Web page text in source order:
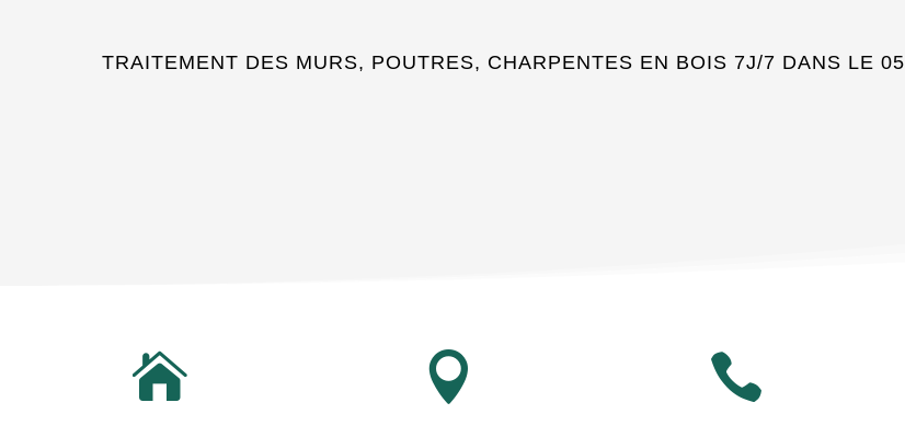
TRAITEMENT DES MURS, POUTRES, CHARPENTES EN BOIS 7J/7 DANS LE 05
  